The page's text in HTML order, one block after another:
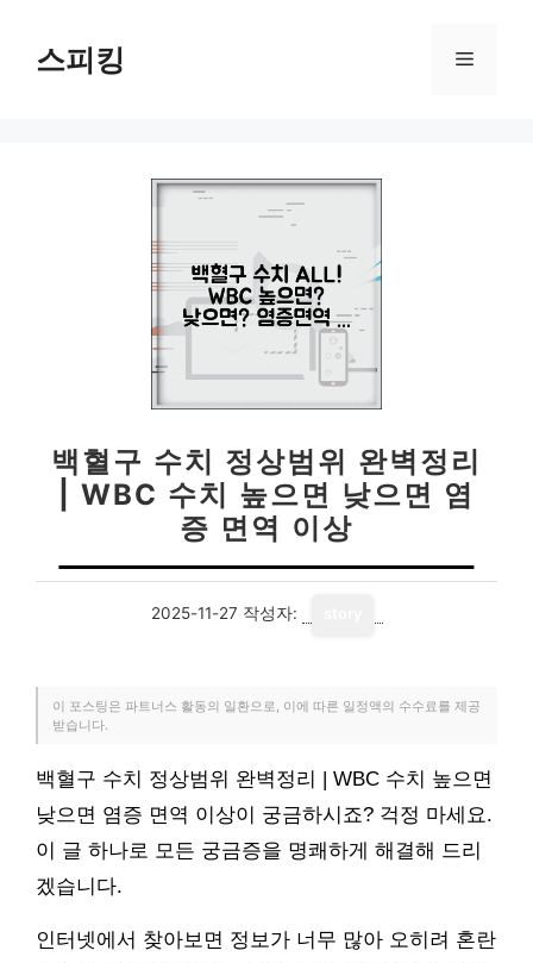
스피킹 메
백혈구 수치 정상범위 완벽정리
| WBC 수치 높으면 낮으면 염
증 면역 이상
2025-11-27 작성자:
이 포스팅은 파트너스 활동의 일환으로, 이에 따른 일정액의 수수료를 제공
받습니다.
백혈구 수치 정상범위 완벽정리 | WBC 수치 높으면
낮으면 염증 면역 이상이 궁금하시죠? 걱정 마세요.
이 글 하나로 모든 궁금증을 명쾌하게 해결해 드리
겠습니다.
인터넷에서 찾아보면 정보가 너무 많아 오히려 혼란